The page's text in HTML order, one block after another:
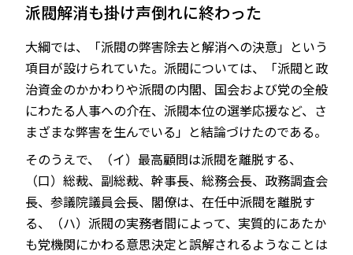
派閥解消も掛け声倒れに終わった
大綱では、「派閥の弊害除去と解消への決意」という
項目が設けられていた。派閥については、「派閥と政
治資金のかかわりや派閥の内閣、国会および党の全般
にわたる人事への介在、派閥本位の選挙応援など、さ
まざまな弊害を生んでいる」と結論づけたのである。
そのうえで、（イ）最高顧問は派閥を離脱する、
（口）総裁、副総裁、幹事長、総務会長、政務調査会
長、参議院議員会長、閣僚は、在任中派閥を離脱す
る、（ハ）派閥の実務者間によって、実質的にあたか
も党機関にかわる意思決定と誤解されるようなことは